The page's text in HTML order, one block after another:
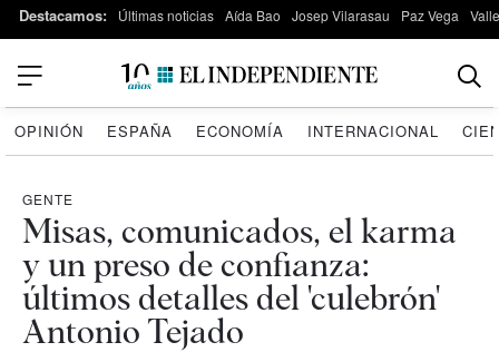
Destacamos: Últimas noticias Aída Bao Josep Vilarasau Paz Vega
OPINIÓN ESPAÑA ECONOMÍA INTERNACIONAL
GENTE
Misas, comunicados, el karma
y un preso de confianza:
últimos detalles del 'culebrón'
Antonio Tejado